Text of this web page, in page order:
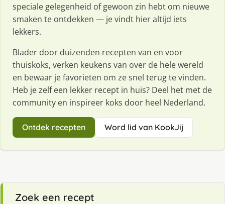
speciale gelegenheid of gewoon zin hebt om nieuwe
smaken te ontdekken — je vindt hier altijd iets
lekkers.
Blader door duizenden recepten van en voor
thuiskoks, verken keukens van over de hele wereld
en bewaar je favorieten om ze snel terug te vinden.
Heb je zelf een lekker recept in huis? Deel het met de
community en inspireer koks door heel Nederland.
Ontdek recepten Word lid van KookJij
Zoek een recept